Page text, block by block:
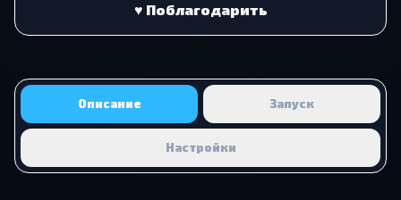
♥ Поблагодарить
Описание Запуск
Настройки